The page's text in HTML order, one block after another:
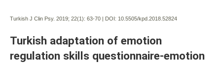
Turkish J Clin Psy. 2019; 22(1): 63-70 | DOI: 10.5505/kpd.2018.52824
Turkish adaptation of emotion
regulation skills questionnaire-emotion